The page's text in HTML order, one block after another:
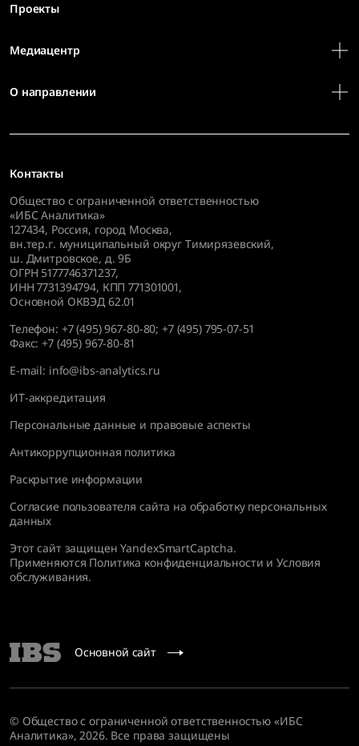
Контакты
Общество с ограниченной ответственностью
«ИБС Аналитика»
127434, Россия, город Москва,
вн.тер.г. муниципальный округ Тимирязевский,
ш. Дмитровское, д. 9Б
ОГРН 5177746371237,
ИНН 7731394794, КПП 771301001,
Основной ОКВЭД 62.01
Телефон: +7 (495) 967-80-80; +7 (495) 795-07-51
Факс:+7 (495) 967-80-81
E-mail: info@ibs-analytics.ru
ИТ-аккредитация
Персональные данные и правовые аспекты
Антикоррупционная политика
Раскрытие информации
Согласие пользователя сайта на обработку персональных
данных
Этот сайт защищен YandexSmartCaptcha.
Применяются Политика конфиденциальности иУсловия
обслуживания.
Проекты
Медиацентр
О направлении
Основной сайт
© Общество с ограниченной ответственностью «ИБС
Аналитика», 2026. Все права защищены